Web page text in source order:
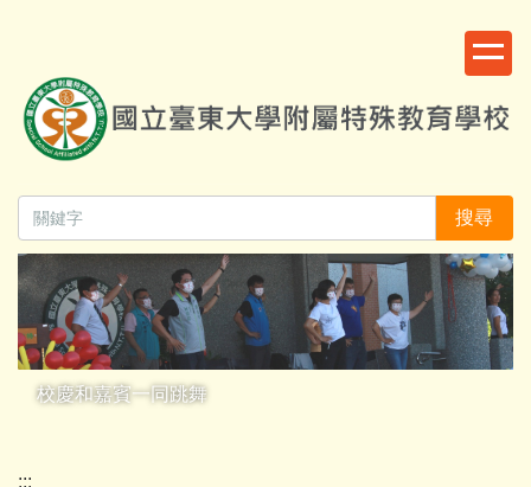
要
內
搜尋
校慶和嘉賓一同跳舞
:::